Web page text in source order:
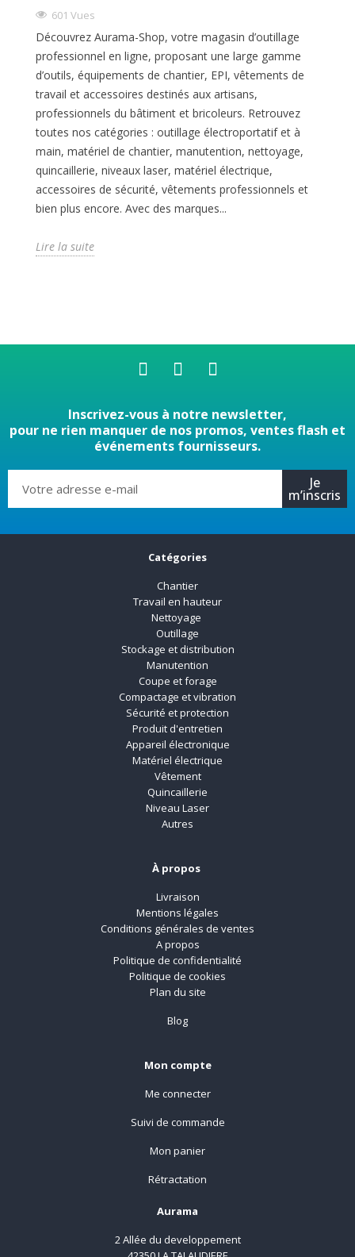
601 Vues
Découvrez Aurama-Shop, votre magasin d’outillage
professionnel en ligne, proposant une large gamme
d’outils, équipements de chantier, EPI, vêtements de
travail et accessoires destinés aux artisans,
professionnels du bâtiment et bricoleurs. Retrouvez
toutes nos catégories : outillage électroportatif et à
main, matériel de chantier, manutention, nettoyage,
quincaillerie, niveaux laser, matériel électrique,
accessoires de sécurité, vêtements professionnels et
bien plus encore. Avec des marques...
Lire la suite
Inscrivez-vous à notre newsletter,
pour ne rien manquer de nos promos, ventes flash et
événements fournisseurs.
Je
m’inscris
Catégories
Chantier
Travail en hauteur
Nettoyage
Outillage
Stockage et distribution
Manutention
Coupe et forage
Compactage et vibration
Sécurité et protection
Produit d'entretien
Appareil électronique
Matériel électrique
Vêtement
Quincaillerie
Niveau Laser
Autres
À propos
Livraison
Mentions légales
Conditions générales de ventes
A propos
Politique de confidentialité
Politique de cookies
Plan du site
Blog
Mon compte
Me connecter
Suivi de commande
Mon panier
Rétractation
Aurama
2 Allée du developpement